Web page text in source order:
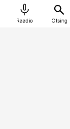
Raadio Otsing